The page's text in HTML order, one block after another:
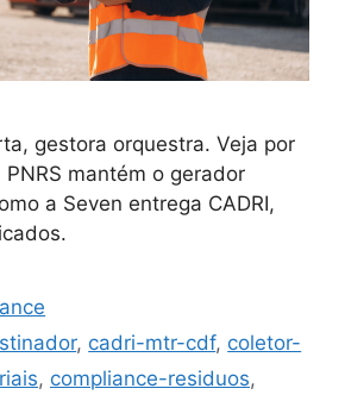
gestora orquestra. Veja por
mantém o gerador
a Seven entrega CADRI,
, cadri-mtr-cdf, coletor-
, compliance-residuos,